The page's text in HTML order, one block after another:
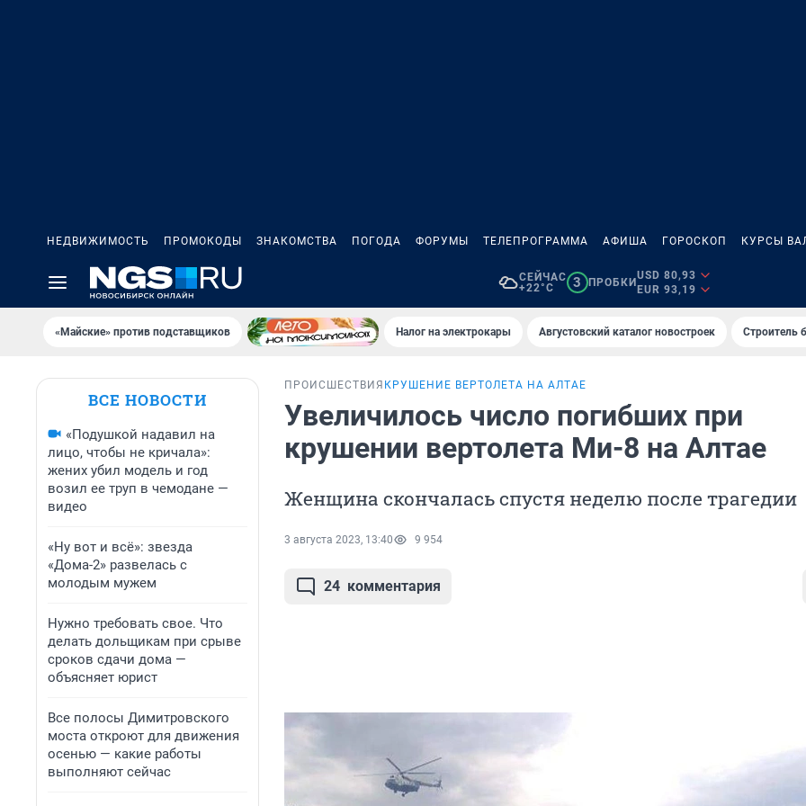
НЕДВИЖИМОСТЬ ПРОМОКОДЫ ЗНАКОМСТВА ПОГОДА ФОРУМЫ ТЕЛЕПРОГРАММА АФИША ГОРОСКОП КУРСЫ
СЕЙЧАС
+22°C
3 ПРОБКИ
USD 80,93
EUR 93,19
«Майские» против подставщиков Налог на электрокары Августовский каталог новостроек Строитель
ВСЕ НОВОСТИ
«Подушкой надавил на
лицо, чтобы не кричала»:
жених убил модель и год
возил ее труп в чемодане —
видео
«Ну вот и всё»: звезда
«Дома-2» развелась с
молодым мужем
Нужно требовать свое. Что
делать дольщикам при срыве
сроков сдачи дома —
объясняет юрист
Все полосы Димитровского
моста откроют для движения
осенью — какие работы
выполняют сейчас
ПРОИСШЕСТВИЯ КРУШЕНИЕ ВЕРТОЛЕТА НА АЛТАЕ
Увеличилось число погибших при
крушении вертолета Ми-8 на Алтае
Женщина скончалась спустя неделю после трагедии
3 августа 2023, 13:40 9 954
24 комментария